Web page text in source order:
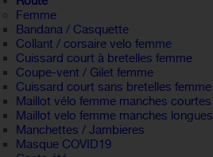
Femme
Bandana / Casquette
Collant / corsaire velo femme
Cuissard court à bretelles femme
Coupe-vent / Gilet femme
Cuissard court sans bretelles femme
Maillot vélo femme manches courtes
Maillot velo femme manches longues
Manchettes / Jambieres
Masque COVID19